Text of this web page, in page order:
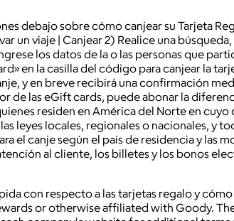
debajo sobre cómo canjear su Tarjeta
un viaje | Canjear 2) Realice una
los datos de la o las personas que
en la casilla del código para canjear la
y en breve recibirá una confirmación
de las eGift cards, puede abonar la
residen en América del Norte en
leyes locales, regionales o nacionales,
el canje según el país de residencia y
al cliente, los billetes y los bonos
con respecto a las tarjetas regalo y
or otherwise affiliated with Goody.